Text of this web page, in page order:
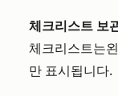
체크리스트 보
체크리스트는
만 표시됩니다.